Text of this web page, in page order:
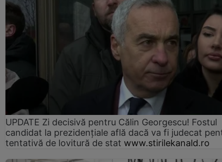
UPDATE Zi decisivă pentru Călin Georgescu! Fostul
candidat la prezidențiale află dacă va fi judecat
tentativă de lovitură de stat www.stirilekanald.ro